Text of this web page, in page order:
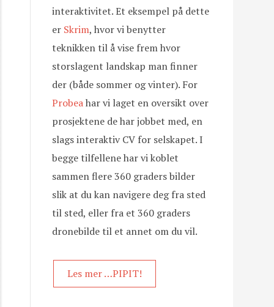
interaktivitet. Et eksempel på dette
er Skrim, hvor vi benytter
teknikken til å vise frem hvor
storslagent landskap man finner
der (både sommer og vinter). For
Probeahar vi laget en oversikt over
prosjektene de har jobbet med, en
slags interaktiv CV for selskapet. I
begge tilfellene har vi koblet
sammen flere 360 graders bilder
slik at du kan navigere deg fra sted
til sted, eller fra et 360 graders
dronebilde til et annet om du vil.
Les mer …PIPIT!